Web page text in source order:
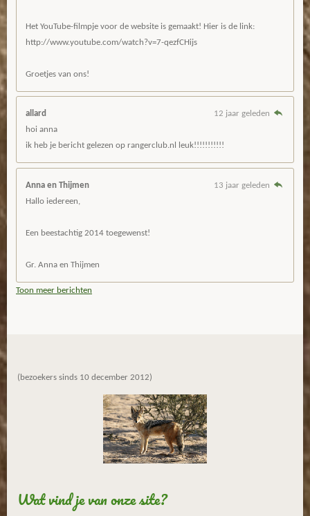
Het YouTube-filmpje voor de website is gemaakt! Hier is de link:
http://www.youtube.com/watch?v=7-qezfCHijs
Groetjes van ons!
allard
12 jaar geleden
hoi anna
ik heb je bericht gelezen op rangerclub.nl leuk!!!!!!!!!!!
Anna en Thijmen
13 jaar geleden
Hallo iedereen,
Een beestachtig 2014 toegewenst!
Gr. Anna en Thijmen
Toon meer berichten
(bezoekers sinds 10 december 2012)
Wat vind je van onze site?